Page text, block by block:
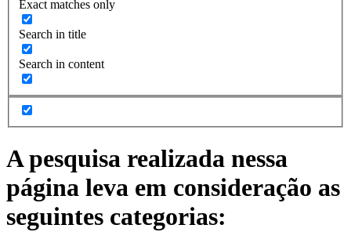
Exact matches only
Search in title
Search in content
A pesquisa realizada nessa
página leva em consideração as
seguintes categorias: